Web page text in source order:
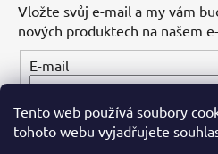
Tento web používá soubory
tohoto webu vyjadřujete
Vložte svůj e-mail a my vám
nových produktech na našem
E-mail
PŘIHLÁSIT SE